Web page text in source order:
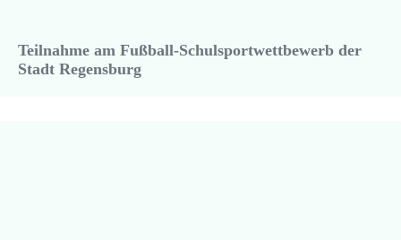
Teilnahme am Fußball-Schulsportwettbewerb der
Stadt Regensburg